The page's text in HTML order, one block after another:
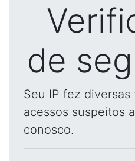
de
Seu IP fez
acessos suspeitos
conosco.